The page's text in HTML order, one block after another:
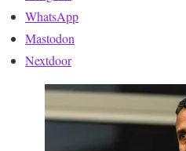
WhatsApp
Mastodon
Nextdoor